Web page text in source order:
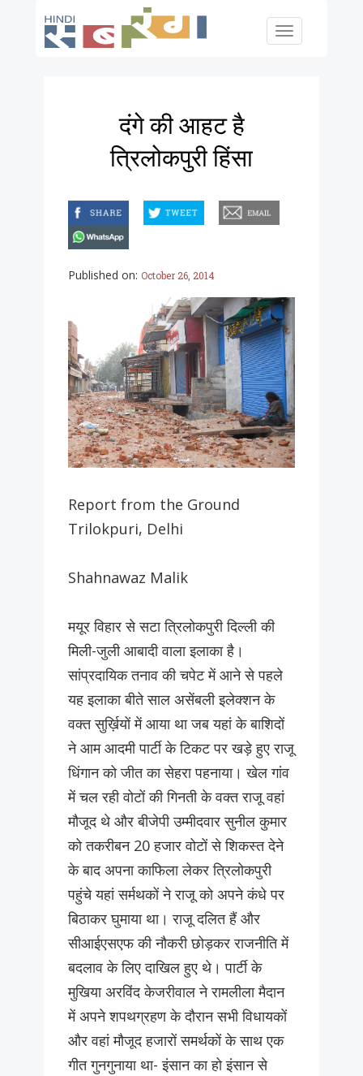
Toggle
दंगे की आहट है
त्रिलोकपुरी हिंसा
Published on: October 26, 2014
Report from the Ground
Trilokpuri, Delhi
Shahnawaz Malik
मयूर विहार से सटा त्रिलोकपुरी दिल्ली की
मिली-जुली आबादी वाला इलाका है।
सांप्रदायिक तनाव की चपेट में आने से पहले
यह इलाका बीते साल असेंबली इलेक्शन के
वक्त सुर्ख़ियों में आया था जब यहां के बाशिदों
ने आम आदमी पार्टी के टिकट पर खड़े हुए राजू
धिंगान को जीत का सेहरा पहनाया। खेल गांव
में चल रही वोटों की गिनती के वक्त राजू वहां
मौजूद थे और बीजेपी उम्मीदवार सुनील कुमार
को तकरीबन 20 हजार वोटों से शिकस्त देने
के बाद अपना काफिला लेकर त्रिलोकपुरी
पहुंचे यहां सर्मथकों ने राजू को अपने कंधे पर
बिठाकर घुमाया था। राजू दलित हैं और
सीआईएसएफ की नौकरी छोड़कर राजनीति में
बदलाव के लिए दाखिल हुए थे। पार्टी के
मुखिया अरविंद केजरीवाल ने रामलीला मैदान
में अपने शपथग्रहण के दौरान सभी विधायकों
और वहां मौजूद हजारों समर्थकों के साथ एक
गीत गुनगुनाया था- इंसान का हो इंसान से